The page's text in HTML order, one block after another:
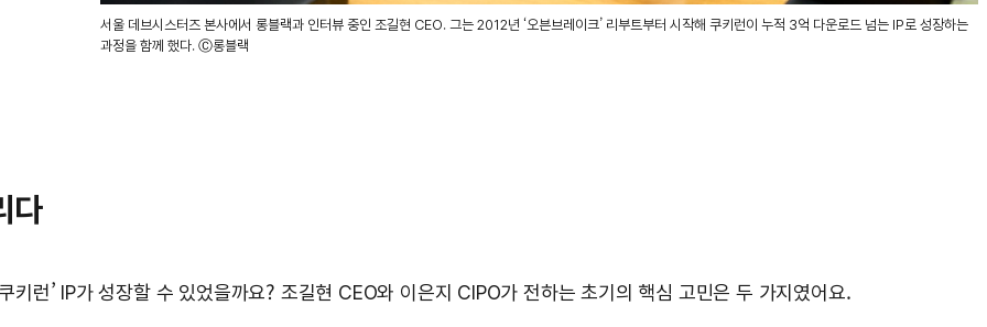
서울 데브시스터즈 본사에서 롱블랙과 인터뷰 중인 조길현 CEO. 그는 2012년 ‘오븐브레이크’ 리부트부터 시작해 쿠키런이 누적 3억 다운로드 넘는 IP로 성장하는
과정을 함께 했다. Ⓒ롱블랙
다
키런’ IP가 성장할 수 있었을까요? 조길현 CEO와 이은지 CIPO가 전하는 초기의 핵심 고민은 두 가지였어요.